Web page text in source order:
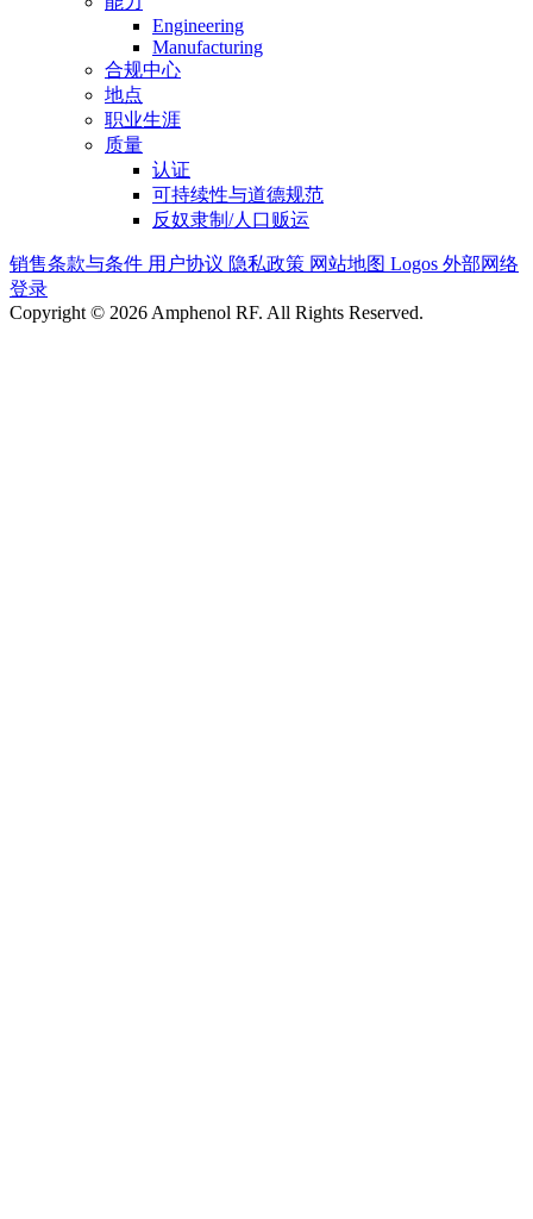
Engineering
Manufacturing
合规中心
地点
职业生涯
质量
认证
可持续性与道德规范
反奴隶制/人口贩运
销售条款与条件 用户协议 隐私政策 网站地图 Logos 外部网络
登录
Copyright © 2026 Amphenol RF. All Rights Reserved.